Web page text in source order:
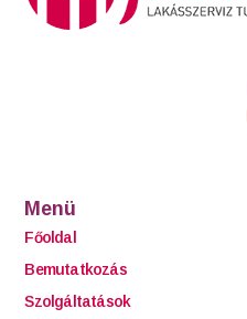
Menü
Főoldal
Bemutatkozás
Szolgáltatások